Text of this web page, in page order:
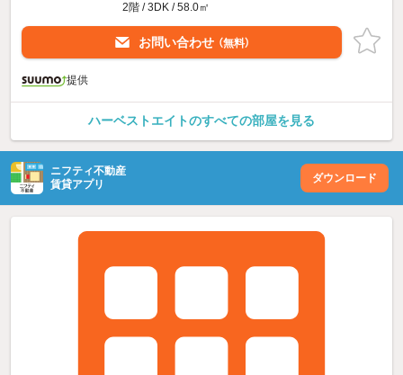
2階 / 3DK / 58.0㎡
お問い合わせ （無料）
提供
ハーベストエイトのすべての部屋を見る
ニフティ不動産
賃貸アプリ
ダウンロード